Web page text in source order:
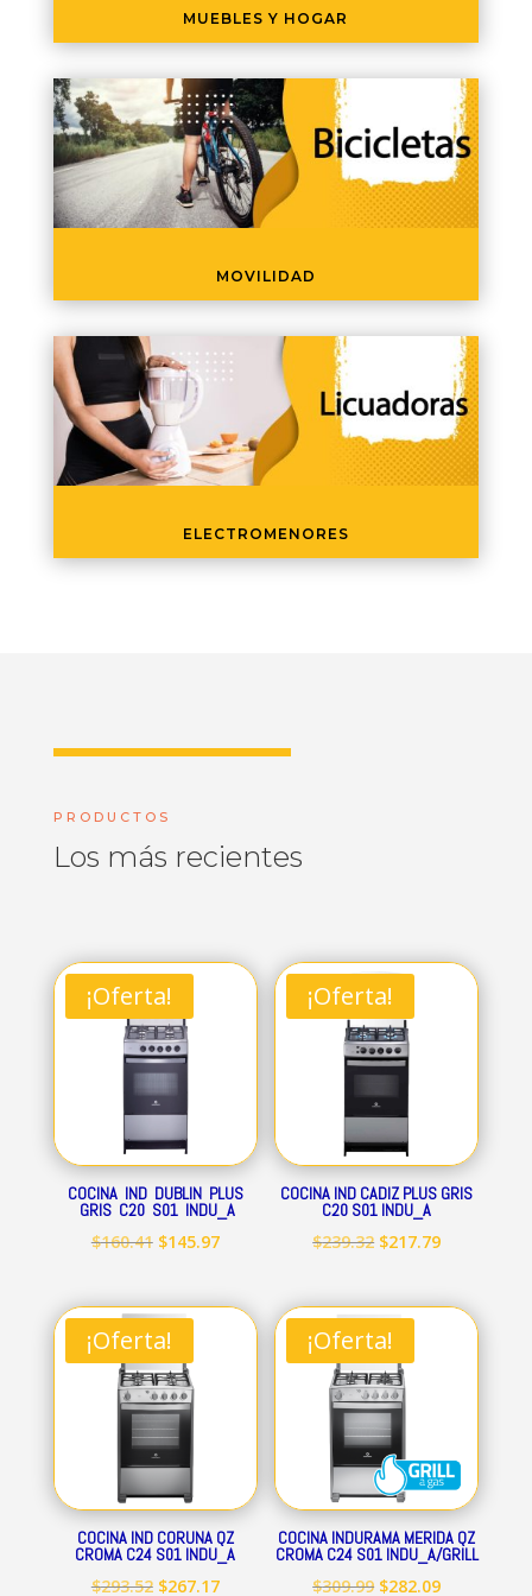
MUEBLES Y HOGAR
MOVILIDAD
ELECTROMENORES
PRODUCTOS
Los más recientes
¡Oferta!
COCINA IND DUBLIN PLUS
GRIS C20 S01 INDU_A
$160.41 El
original
era:
$160.41.
$145.97El
actual
¡Oferta!
COCINA IND CADIZ PLUS GRIS
C20 S01 INDU_A
$239.32 El
original
era:
$239.32.
$217.79El
actual
¡Oferta!
COCINA IND CORUNA QZ
CROMA C24 S01 INDU_A
$293.52 El
$267.17El
¡Oferta!
COCINA INDURAMA MERIDA QZ
CROMA C24 S01 INDU_A/GRILL
$309.99 El
$282.09El